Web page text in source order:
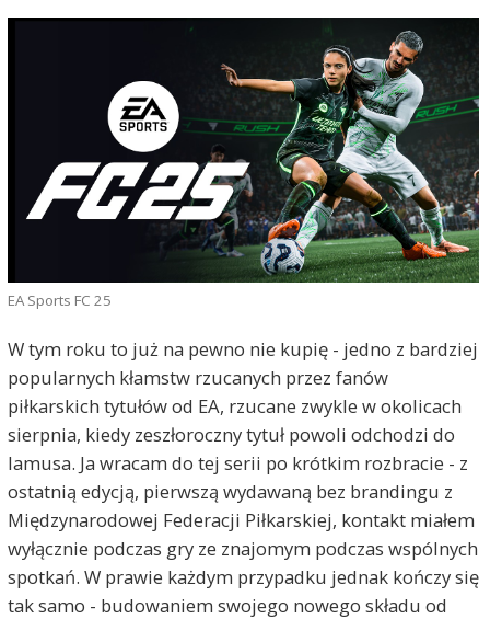
EA Sports FC 25
W tym roku to już na pewno nie kupię - jedno z bardziej
popularnych kłamstw rzucanych przez fanów
piłkarskich tytułów od EA, rzucane zwykle w okolicach
sierpnia, kiedy zeszłoroczny tytuł powoli odchodzi do
lamusa. Ja wracam do tej serii po krótkim rozbracie - z
ostatnią edycją, pierwszą wydawaną bez brandingu z
Międzynarodowej Federacji Piłkarskiej, kontakt miałem
wyłącznie podczas gry ze znajomym podczas wspólnych
spotkań. W prawie każdym przypadku jednak kończy się
tak samo - budowaniem swojego nowego składu od